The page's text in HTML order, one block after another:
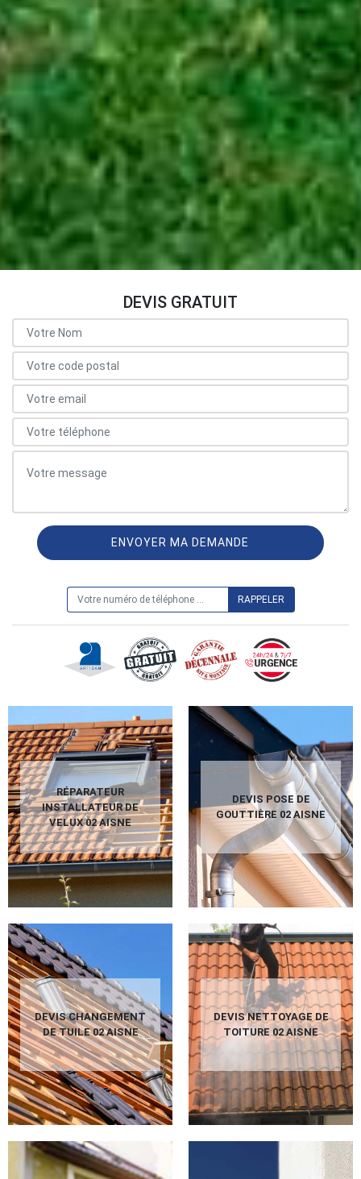
DEVIS GRATUIT
RÉPARATEUR
INSTALLATEUR DE
VELUX 02 AISNE
DEVIS POSE DE
GOUTTIÈRE 02 AISNE
DEVIS CHANGEMENT
DE TUILE 02 AISNE
DEVIS NETTOYAGE DE
TOITURE 02 AISNE